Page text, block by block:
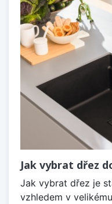
Jak vybrat dřez
Jak vybrat dřez je
vzhledem v